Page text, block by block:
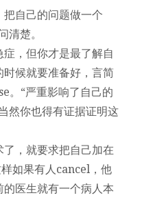
自己的问题做一个
清楚。
，但你才是最了解自
候就要准备好，言简
。“严重影响了自己的
然你也得有证据证明这
，就要求把自己加在
如果有人cancel，他
医生就有一个病人本